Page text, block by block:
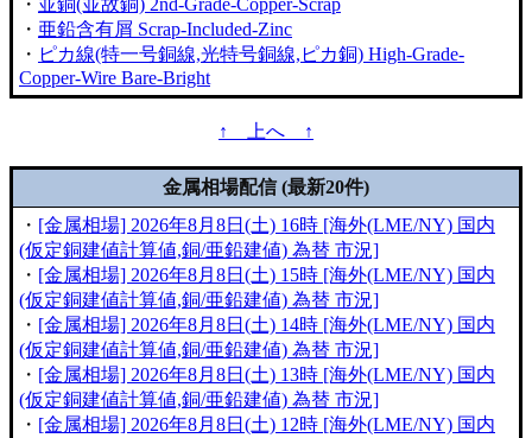
・ 並銅(並故銅) 2nd-Grade-Copper-Scrap
・ 亜鉛含有屑 Scrap-Included-Zinc
・ ピカ線(特一号銅線,光特号銅線,ピカ銅) High-Grade-
Copper-Wire Bare-Bright
↑ 上へ ↑
金属相場配信 (最新20件)
・ [金属相場] 2026年8月8日(土) 16時 [海外(LME/NY) 国内
(仮定銅建値計算値,銅/亜鉛建値) 為替 市況]
・ [金属相場] 2026年8月8日(土) 15時 [海外(LME/NY) 国内
(仮定銅建値計算値,銅/亜鉛建値) 為替 市況]
・ [金属相場] 2026年8月8日(土) 14時 [海外(LME/NY) 国内
(仮定銅建値計算値,銅/亜鉛建値) 為替 市況]
・ [金属相場] 2026年8月8日(土) 13時 [海外(LME/NY) 国内
(仮定銅建値計算値,銅/亜鉛建値) 為替 市況]
・ [金属相場] 2026年8月8日(土) 12時 [海外(LME/NY) 国内